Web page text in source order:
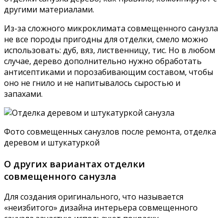
Дизайн совместного санузла маленькой площади,
удобная схема расположения функциональных зон
Для отделки маленьких совмещенных санузлов
рекомендуется использовать материалы с глянцевой
текстурой, светлых, пастельных тонов: беж, крем,
белый, песочный, светло-голубые и зеленые оттенки,
серый в сочетании с коралловым, приглушенным
желтым, оливковым, розовым и фиолетовым.
контрастные цвета в отделке
Чтобы совмещенный узел был не только
отремонтированным, красивым, но и стильным,
воспользуйтесь советами для декорации: